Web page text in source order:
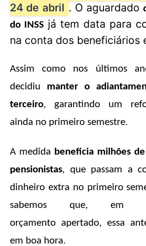
24 de abril . O aguardado
do INSS já tem data para
na conta dos beneficiários
Assim como nos últimos
decidiu manter o
terceiro, garantindo um
ainda no primeiro semestre.
A medida beneficia milhões
pensionistas, que passam a
dinheiro extra no primeiro
sabemos que, em
orçamento apertado, essa
em boa hora.